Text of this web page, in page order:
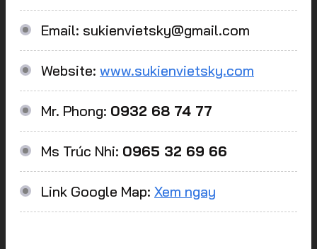
Email: sukienvietsky@gmail.com
Website: www.sukienvietsky.com
Mr. Phong: 0932 68 74 77
Ms Trúc Nhi: 0965 32 69 66
Link Google Map: Xem ngay